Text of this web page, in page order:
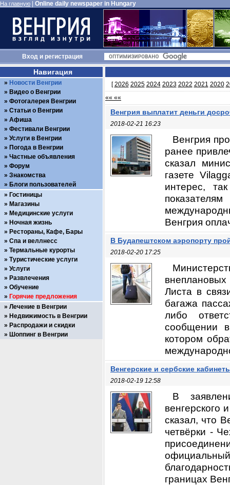
На главную Online daily newspaper in Hungary
Входи регистрация
[2026 2025 2024 2023 2022 2021 2020
«« ««
Венгрия выплатит деньги
2018-02-21 16:23
Венгрия
ранее
сказал
газете
интерес,
Венгрия
В Будапештском аэропорту
2018-02-20 17:25
Листа в
багажа
либо
сообщении
котором
Венгерские и сербские
2018-02-19 12:58
В
венгерского
сказал, что
четвёрки -
границах
Навигация
Новости Венгрии
Видео о Венгрии
Фотогалерея Венгрии
Статьи о Венгрии
Афиша
Фестивали Венгрии
Услуги в Венгрии
Погода в Венгрии
Частные объявления
Форум
Знакомства
Блоги пользователей
Гостиницы
Магазины
Медицинские услуги
Ночная жизнь
Рестораны, Кафе, Бары
Спа и веллнесс
Термальные курорты
Туристические услуги
Услуги
Развлечения
Обучение
Горячие предложения
Лечение в Венгрии
Недвижимость в Венгрии
Распродажи и скидки
Шоппинг в Венгрии